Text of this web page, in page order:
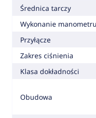
Średnica tarczy
Wykonanie manometru
Przyłącze
Zakres ciśnienia
Klasa dokładności
Obudowa